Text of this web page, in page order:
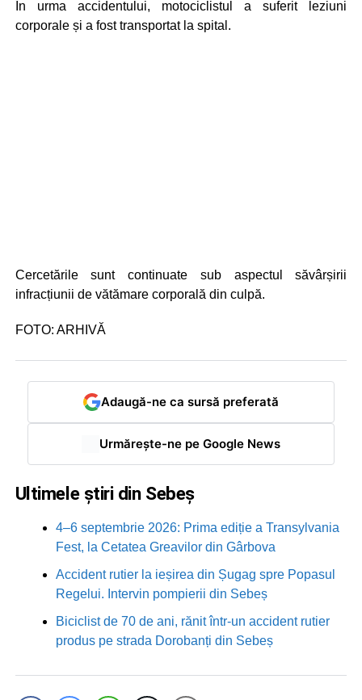
În urma accidentului, motociclistul a suferit leziuni
corporale și a fost transportat la spital.
Cercetările sunt continuate sub aspectul săvârșirii
infracțiunii de vătămare corporală din culpă.
FOTO: ARHIVĂ
Adaugă-ne ca sursă preferată
Urmărește-ne pe Google News
Ultimele știri din Sebeș
4–6 septembrie 2026: Prima ediție a Transylvania
Fest, la Cetatea Greavilor din Gârbova
Accident rutier la ieșirea din Șugag spre Popasul
Regelui. Intervin pompierii din Sebeș
Biciclist de 70 de ani, rănit într-un accident rutier
produs pe strada Dorobanți din Sebeș